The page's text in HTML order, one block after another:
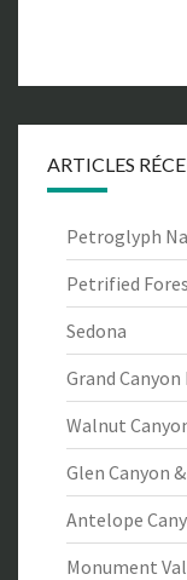
ARTICLES
Petroglyph
Petrified
Sedona
Grand
Walnut
Glen Canyon
Antelope
Monument